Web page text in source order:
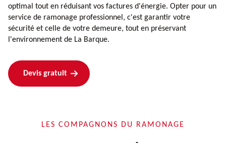
optimal tout en réduisant vos factures d'énergie. Opter pour un
service de ramonage professionnel, c'est garantir votre
sécurité et celle de votre demeure, tout en préservant
l'environnement de La Barque.
Devis gratuit
LES COMPAGNONS DU RAMONAGE